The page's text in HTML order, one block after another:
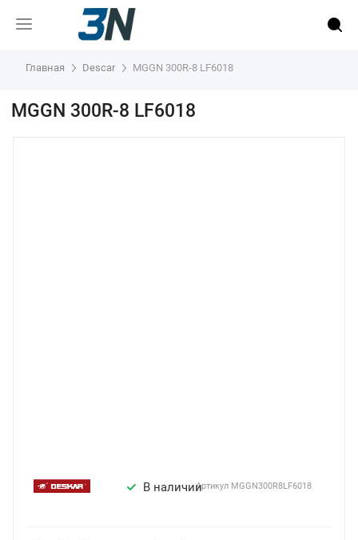
Главная Descar MGGN 300R-8 LF6018
MGGN 300R-8 LF6018
В наличииАртикул MGGN300R8LF6018